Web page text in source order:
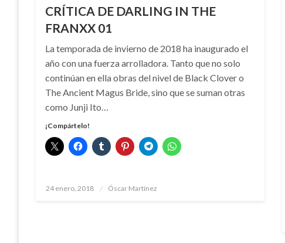
CRÍTICA DE DARLING IN THE
FRANXX 01
La temporada de invierno de 2018 ha inaugurado el
año con una fuerza arrolladora. Tanto que no solo
continúan en ella obras del nivel de Black Clover o
The Ancient Magus Bride, sino que se suman otras
como Junji Ito…
¡Compártelo!
Publicado
24 enero, 2018 Óscar Martínez